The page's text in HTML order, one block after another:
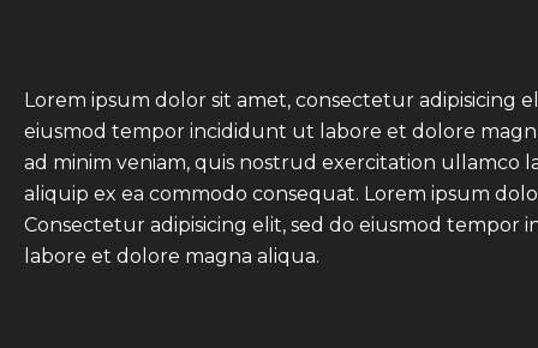
Lorem ipsum dolor sit amet, consectetur adipisicing
eiusmod tempor incididunt ut labore et dolore
ad minim veniam, quis nostrud exercitation ullamco
aliquip ex ea commodo consequat. Lorem ipsum
Consectetur adipisicing elit, sed do eiusmod tempor
labore et dolore magna aliqua.